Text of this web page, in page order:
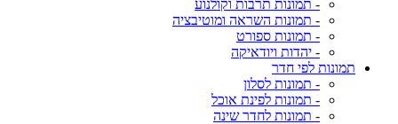
- תמונות תרבות וקולנוע
- תמונות השראה ומוטיבציה
- תמונות ספורט
- יהדות ויודאיקה
תמונות לפי חדר
- תמונות לסלון
- תמונות לפינת אוכל
- תמונות לחדר שינה